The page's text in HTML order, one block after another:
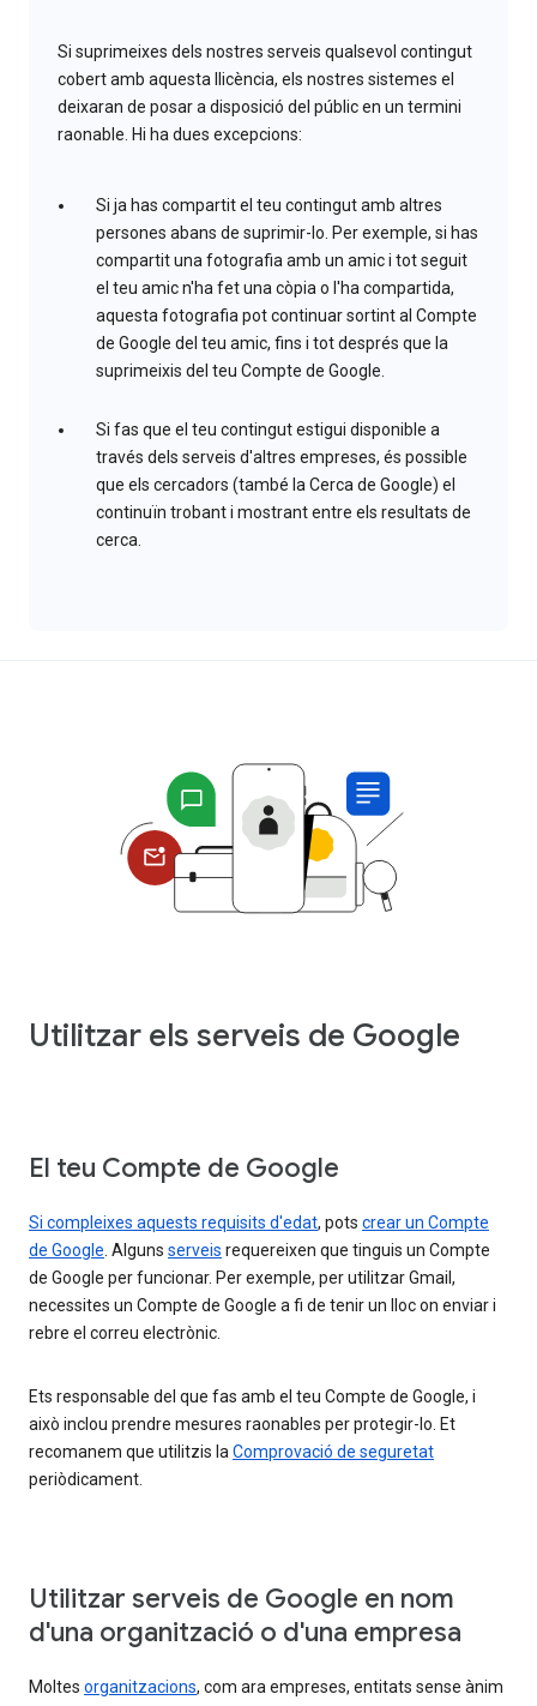
Si suprimeixes dels nostres serveis qualsevol contingut
cobert amb aquesta llicència, els nostres sistemes el
deixaran de posar a disposició del públic en un termini
raonable. Hi ha dues excepcions:
Si ja has compartit el teu contingut amb altres
persones abans de suprimir-lo. Per exemple, si has
compartit una fotografia amb un amic i tot seguit
el teu amic n'ha fet una còpia o l'ha compartida,
aquesta fotografia pot continuar sortint al Compte
de Google del teu amic, fins i tot després que la
suprimeixis del teu Compte de Google.
Si fas que el teu contingut estigui disponible a
través dels serveis d'altres empreses, és possible
que els cercadors (també la Cerca de Google) el
continuïn trobant i mostrant entre els resultats de
cerca.
Utilitzar els serveis de Google
El teu Compte de Google
Si compleixes aquests requisits d'edat, pots crear un Compte
de Google. Alguns serveis requereixen que tinguis un Compte
de Google per funcionar. Per exemple, per utilitzar Gmail,
necessites un Compte de Google a fi de tenir un lloc on enviar i
rebre el correu electrònic.
Ets responsable del que fas amb el teu Compte de Google, i
això inclou prendre mesures raonables per protegir-lo. Et
recomanem que utilitzis laComprovació de seguretat
periòdicament.
Utilitzar serveis de Google en nom
d'una organització o d'una empresa
Moltes organitzacions, com ara empreses, entitats sense ànim